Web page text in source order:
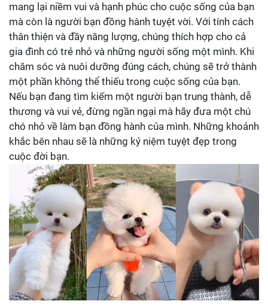
mang lại niềm vui và hạnh phúc cho cuộc sống của bạn
mà còn là người bạn đồng hành tuyệt vời. Với tính cách
thân thiện và đầy năng lượng, chúng thích hợp cho cả
gia đình có trẻ nhỏ và những người sống một mình. Khi
chăm sóc và nuôi dưỡng đúng cách, chúng sẽ trở thành
một phần không thể thiếu trong cuộc sống của bạn.
Nếu bạn đang tìm kiếm một người bạn trung thành, dễ
thương và vui vẻ, đừng ngần ngại mà hãy đưa một chú
chó nhỏ về làm bạn đồng hành của mình. Những khoảnh
khắc bên nhau sẽ là những kỷ niệm tuyệt đẹp trong
cuộc đời bạn.